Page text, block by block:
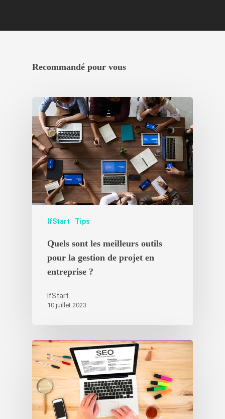
Recommandé pour vous
IfStart Tips
Quels sont les meilleurs outils
pour la gestion de projet en
entreprise ?
IfStart
10 juillet 2023